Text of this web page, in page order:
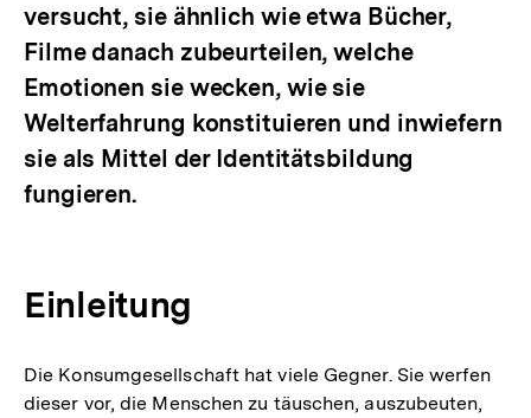
versucht, sie ähnlich wie etwa Bücher,
Filme danach zubeurteilen, welche
Emotionen sie wecken, wie sie
Welterfahrung konstituieren und inwiefern
sie als Mittel der Identitätsbildung
fungieren.
Einleitung
Die Konsumgesellschaft hat viele Gegner. Sie werfen
dieser vor, die Menschen zu täuschen, auszubeuten,